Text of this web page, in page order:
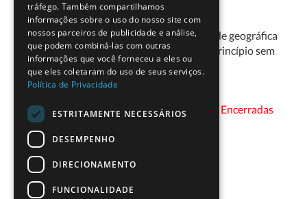
Investigador(a):Carlos Martins
Disponibilidade Geográfica:Disponibilidade geográfica
(presencial) dependente da data, mas em princípio sem
restrições.
Data:
17-11-2023 21:00 - Presencial -Inscrições Encerradas
tráfego. Também compartilhamos
informações sobre o uso do nosso site com
nossos parceiros de publicidade e análise,
que podem combiná-las com outras
informações que você forneceu a eles ou
que eles coletaram do uso de seus serviços.
Política de Privacidade
ESTRITAMENTE NECESSÁRIOS
DESEMPENHO
DIRECIONAMENTO
FUNCIONALIDADE